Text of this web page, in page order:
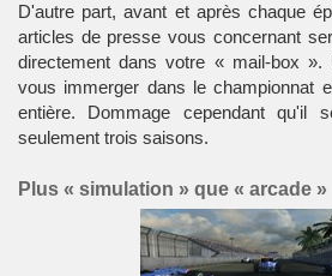
D'autre part, avant et après chaque
articles de presse vous concernant
directement dans votre « mail-box
vous immerger dans le championnat
entière. Dommage cependant qu'il
seulement trois saisons.
Plus « simulation » que « arcade »